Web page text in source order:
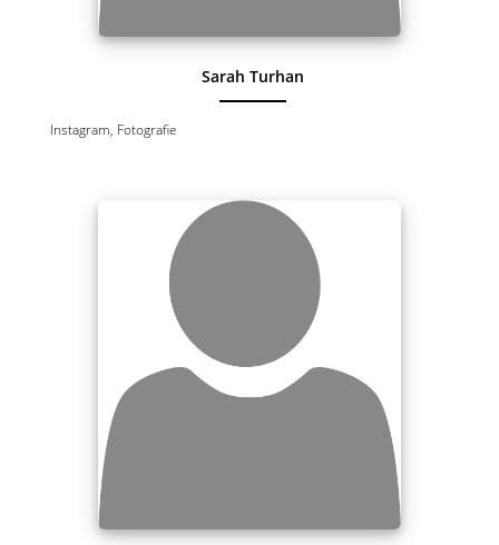
Sarah Turhan
Instagram, Fotografie